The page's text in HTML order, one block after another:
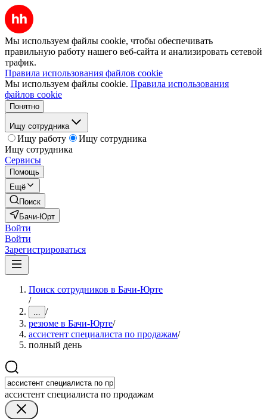
Мы используем файлы cookie, чтобы обеспечивать
правильную работу нашего веб-сайта и анализировать сетевой
трафик.
Правила использования файлов cookie
Мы используем файлы cookie. Правила использования
файлов cookie
Понятно
Ищу сотрудника
Ищу работу
Ищу сотрудника
Ищу сотрудника
Сервисы
Помощь
Ещё
Поиск
Бачи-Юрт
Войти
Войти
Зарегистрироваться
Поиск сотрудников в Бачи-Юрте
/
... /
резюме в Бачи-Юрте/
ассистент специалиста по продажам/
полный день
ассистент специалиста по продажам